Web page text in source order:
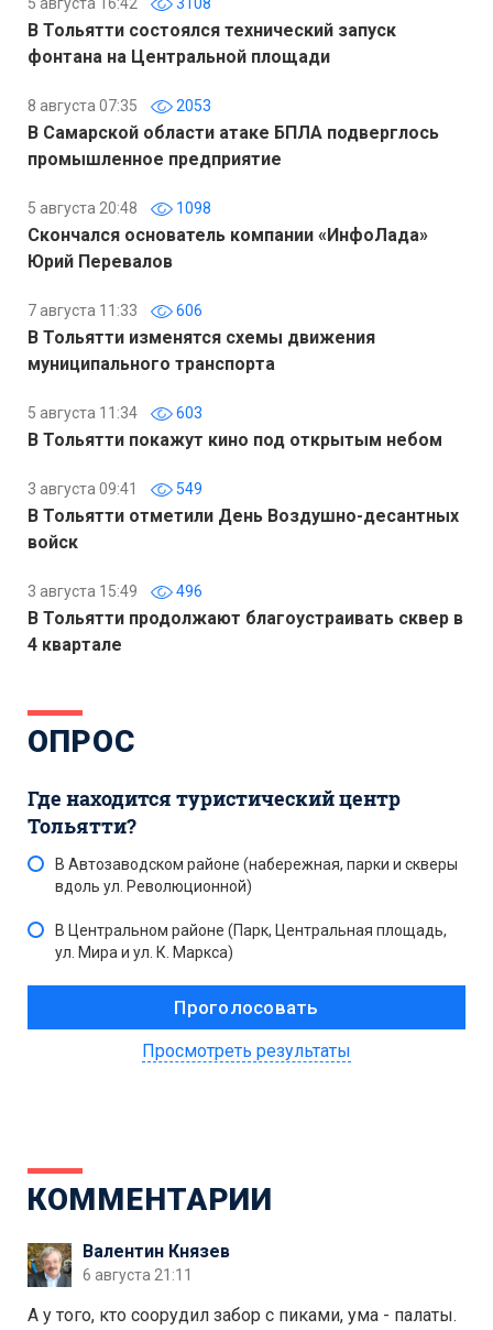
В Тольятти состоялся технический запуск
фонтана на Центральной площади
8 августа 07:35 2053
В Самарской области атаке БПЛА подверглось
промышленное предприятие
5 августа 20:48 1098
Скончался основатель компании «ИнфоЛада»
Юрий Перевалов
7 августа 11:33 606
В Тольятти изменятся схемы движения
муниципального транспорта
5 августа 11:34 603
В Тольятти покажут кино под открытым небом
3 августа 09:41 549
В Тольятти отметили День Воздушно-десантных
войск
3 августа 15:49 496
В Тольятти продолжают благоустраивать сквер в
4 квартале
ОПРОС
Где находится туристический центр
Тольятти?
В Автозаводском районе (набережная, парки и скверы
вдоль ул. Революционной)
В Центральном районе (Парк, Центральная площадь,
ул. Мира и ул. К. Маркса)
Просмотреть результаты
КОММЕНТАРИИ
Валентин Князев
6 августа 21:11
А у того, кто соорудил забор с пиками, ума - палаты.